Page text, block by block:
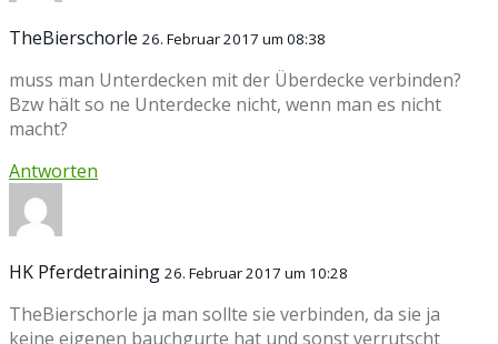
TheBierschorle 26. Februar 2017 um 08:38
muss man Unterdecken mit der Überdecke verbinden?
Bzw hält so ne Unterdecke nicht, wenn man es nicht
macht?
Antworten
HK Pferdetraining 26. Februar 2017 um 10:28
TheBierschorle ja man sollte sie verbinden, da sie ja
keine eigenen bauchgurte hat und sonst verrutscht